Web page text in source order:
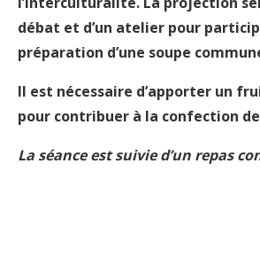
débat et d’un atelier pour
préparation d’une soupe
Il est nécessaire d’apporter un
pour contribuer à la confection
La séance est suivie d’un repas